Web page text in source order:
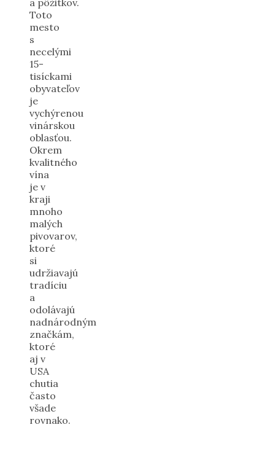
Toto
mesto
s
necelými
15-
tisíckami
obyvateľov
je
vychýrenou
vinárskou
oblasťou.
Okrem
kvalitného
vína
je v
kraji
mnoho
malých
pivovarov,
ktoré
si
udržiavajú
tradíciu
a
odolávajú
nadnárodným
značkám,
ktoré
aj v
USA
chutia
často
všade
rovnako.